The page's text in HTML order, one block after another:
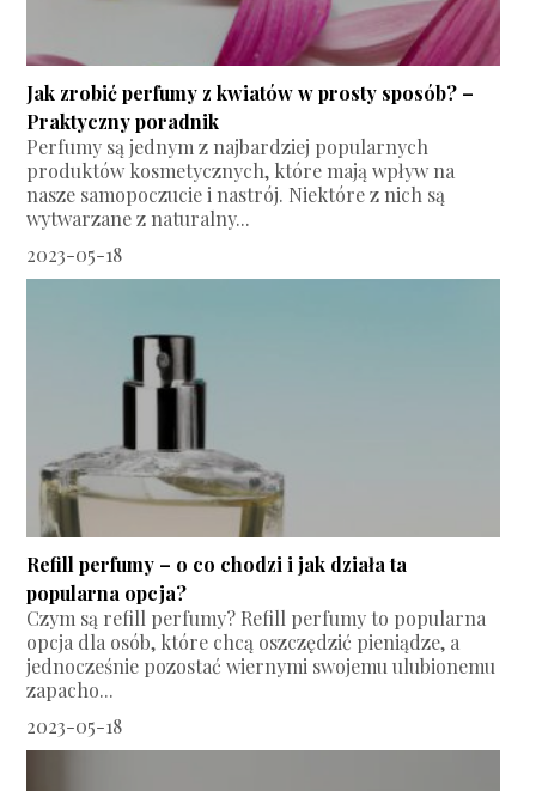
Jak zrobić perfumy z kwiatów w prosty sposób? –
Praktyczny poradnik
Perfumy są jednym z najbardziej popularnych
produktów kosmetycznych, które mają wpływ na
nasze samopoczucie i nastrój. Niektóre z nich są
wytwarzane z naturalny...
2023-05-18
Refill perfumy – o co chodzi i jak działa ta
popularna opcja?
Czym są refill perfumy? Refill perfumy to popularna
opcja dla osób, które chcą oszczędzić pieniądze, a
jednocześnie pozostać wiernymi swojemu ulubionemu
zapacho...
2023-05-18